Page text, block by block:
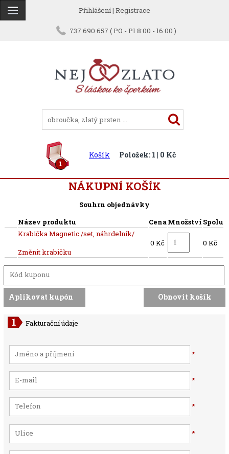
Přihlášení| Registrace
737 690 657 ( PO - PI 8:00 - 16:00 )
1
Košík Položek: 1 | 0 Kč
NÁKUPNÍ KOŠÍK
Souhrn objednávky
Název produktu
CenaMnožství Spolu
Krabička Magnetic /set, náhrdelník/
Změnit krabičku
0 Kč 0 Kč
Fakturační údaje
*
*
*
*